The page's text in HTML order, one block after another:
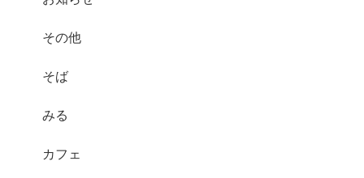
その他
そば
みる
カフェ